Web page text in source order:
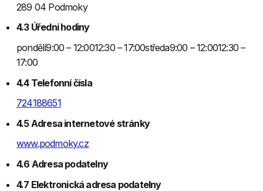
289 04 Podmoky
4.3 Úřední hodiny
pondělí9:00 – 12:0012:30 – 17:00středa9:00 – 12:0012:30 –
17:00
4.4 Telefonní čísla
724188651
4.5 Adresa internetové stránky
www.podmoky.cz
4.6 Adresa podatelny
4.7 Elektronická adresa podatelny